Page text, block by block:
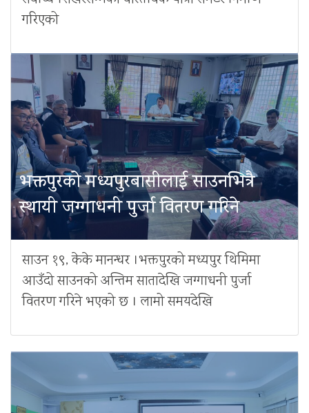
गरिएको
भक्तपुरको मध्यपुरबासीलाई साउनभित्रै
स्थायी जग्गाधनी पुर्जा वितरण गरिने
साउन १९, केके मानन्धर ।भक्तपुरको मध्यपुर थिमिमा
आउँदो साउनको अन्तिम सातादेखि जग्गाधनी पुर्जा
वितरण गरिने भएको छ । लामो समयदेखि